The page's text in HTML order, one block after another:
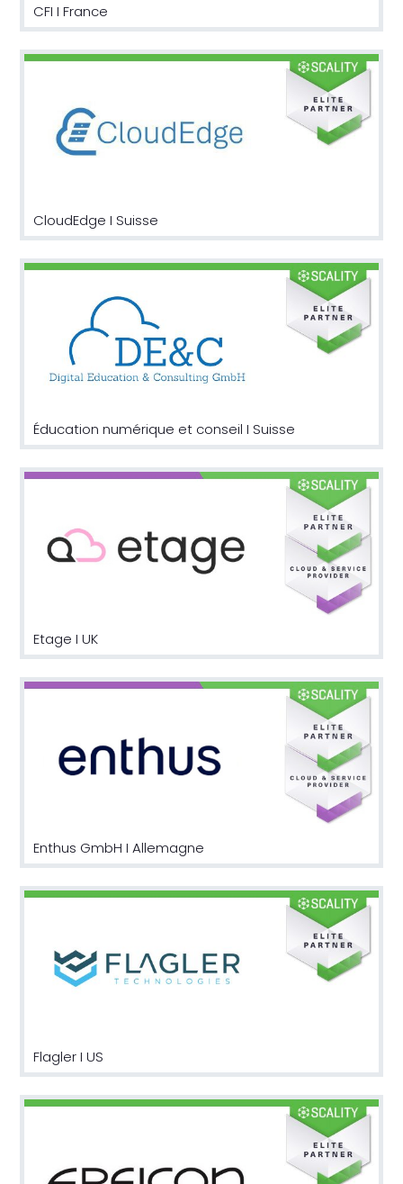
CFI I France
CloudEdge I Suisse
Éducation numérique et conseil I Suisse
Etage I UK
Enthus GmbH I Allemagne
Flagler I US